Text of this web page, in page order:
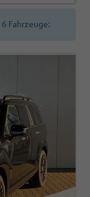
6 Fahrzeuge: